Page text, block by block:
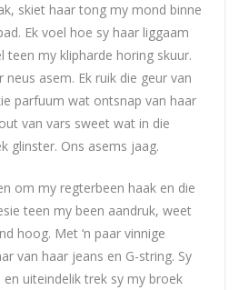
skiet haar tong my mond binne
Ek voel hoe sy haar liggaam
teen my klipharde horing skuur.
neus asem. Ek ruik die geur van
parfuum wat ontsnap van haar
van vars sweet wat in die
glinster. Ons asems jaag.
om my regterbeen haak en die
teen my been aandruk, weet
hoog. Met ‘n paar vinnige
van haar jeans en G-string. Sy
uiteindelik trek sy my broek